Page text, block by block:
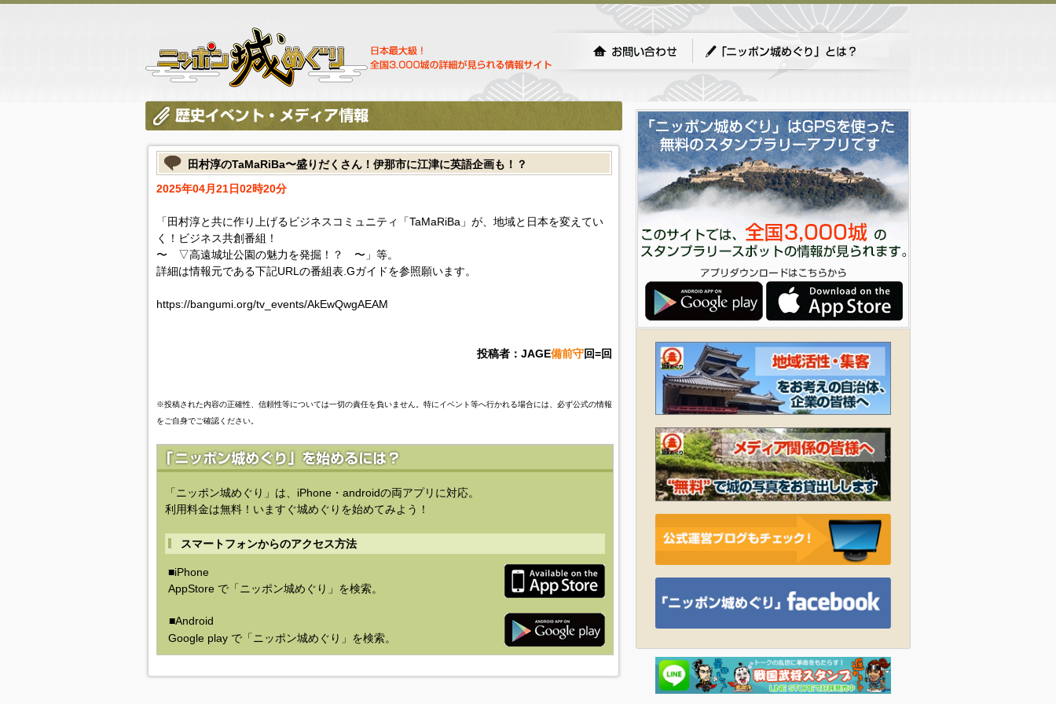
田村淳のTaMaRiBa〜盛りだくさん！伊那市に江津に英語企画も！？
2025年04月21日02時20分
「田村淳と共に作り上げるビジネスコミュニティ「TaMaRiBa」が、地域と日本を変えてい
く！ビジネス共創番組！
〜 ▽高遠城址公園の魅力を発掘！？ 〜」等。
詳細は情報元である下記URLの番組表.Gガイドを参照願います。
https://bangumi.org/tv_events/AkEwQwgAEAM
投稿者：JAGE備前守回=回
※投稿された内容の正確性、信頼性等については一切の責任を負いません。特にイベント等へ行かれる場合には、必ず公式の情報
をご自身でご確認ください。
「ニッポン城めぐり」は、iPhone・androidの両アプリに対応。
利用料金は無料！いますぐ城めぐりを始めてみよう！
スマートフォンからのアクセス方法
■iPhone
AppStore で「ニッポン城めぐり」を検索。
■Android
Google play で「ニッポン城めぐり」を検索。